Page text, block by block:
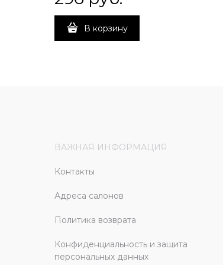
В корзину
ВАЖНАЯ ИНФОРМАЦИЯ
Контакты
Адреса салонов
Политика возврата
Конфиденциальность и защита
персональных данных